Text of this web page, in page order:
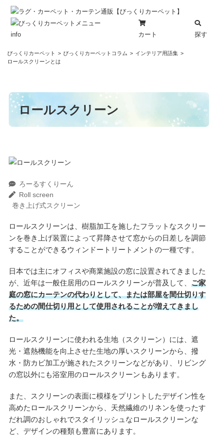
info カート 探す
びっくりカーペット びっくりカーペットコラム
インテリア用語集
ロールスクリーンとは
ロールスクリーン
ろーるすくりーん
Roll screen
巻き上げ式スクリーン
ロールスクリーンは、樹脂加工を施したフラットなスクリー
ンを巻き上げ装置によって昇降させて窓からの日差しを調節
することができるウィンドートリートメントの一種です。
日本では主にオフィスや商業施設の窓に設置されてきました
が、近年は一般住居用のロールスクリーンが普及して、 ご家
庭の窓にカーテンの代わりとして、または部屋を間仕切りす
るための間仕切り用として使用されることが増えてきまし
た。
ロールスクリーンに使われる生地（スクリーン）には、遮
光・遮熱機能を向上させた生地の厚いスクリーンから、撥
水・防カビ加工が施されたスクリーンなどがあり、リビング
の窓以外にも浴室用のロールスクリーンもあります。
また、スクリーンの表面に模様をプリントしたデザイン性を
高めたロールスクリーンから、天然繊維のリネンを使ったす
だれ調のおしゃれでスタイリッシュなロールスクリーンな
ど、デザインの種類も豊富にあります。